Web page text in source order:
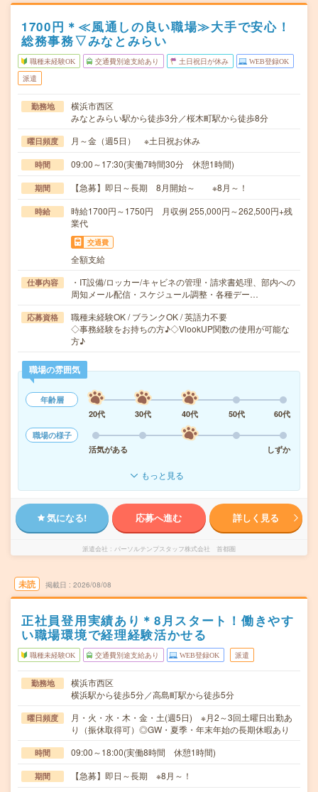
1700円＊≪風通しの良い職場≫大手で安心！
総務事務▽みなとみらい
職種未経験OK 交通費別途支給あり 土日祝日が休み WEB登録OK
派遣
勤務地
横浜市西区
みなとみらい駅から徒歩3分／桜木町駅から徒歩8分
曜日頻度 月～金（週5日） ※土日祝お休み
時間 09:00～17:30(実働7時間30分 休憩1時間)
期間 【急募】即日～長期 8月開始～ ※8月～！
時給
時給1700円～1750円 月収例 255,000円～262,500円+残
業代
交通費
全額支給
仕事内容
・IT設備/ロッカー/キャビネの管理・請求書処理、部内への
周知メール配信・スケジュール調整・各種デー…
応募資格
職種未経験OK / ブランクOK / 英語力不要
◇事務経験をお持ちの方♪◇VlookUP関数の使用が可能な
方♪
職場の雰囲気
年齢層
20代
30代 40代 50代
60代
職場の様子
活気がある
しずか
もっと見る
気になる! 応募へ進む 詳しく見る
派遣会社 パーソルテンプスタッフ株式会社 首都圏
未読 掲載日 2026/08/08
正社員登用実績あり＊8月スタート！働きやす
い職場環境で経理経験活かせる
職種未経験OK 交通費別途支給あり WEB登録OK 派遣
勤務地
横浜市西区
横浜駅から徒歩5分／高島町駅から徒歩5分
曜日頻度
月・火・水・木・金・土(週5日) ※月2～3回土曜日出勤あ
り（振休取得可）◎GW・夏季・年末年始の長期休暇あり
時間 09:00～18:00(実働8時間 休憩1時間)
期間 【急募】即日～長期 ※8月～！